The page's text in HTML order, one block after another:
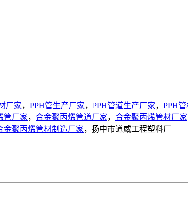
厂家， PPH管生产厂家， PPH管道生产厂家， PPH
管厂家， 合金聚丙烯管道厂家， 合金聚丙烯管材厂家
金聚丙烯管材制造厂家，扬中市道威工程塑料厂